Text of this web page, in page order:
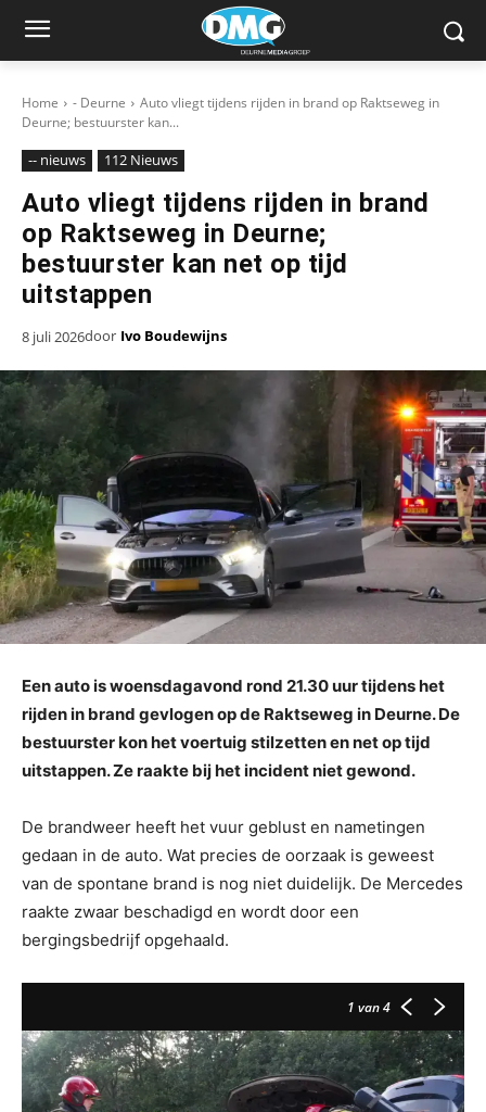
Home - Deurne
Auto vliegt tijdens rijden in brand op Raktseweg in
Deurne; bestuurster kan...
-- nieuws 112 Nieuws
Auto vliegt tijdens rijden in brand
op Raktseweg in Deurne;
bestuurster kan net op tijd
uitstappen
8 juli 2026door Ivo Boudewijns
Een auto is woensdagavond rond 21.30 uur tijdens het
rijden in brand gevlogen op de Raktseweg in Deurne. De
bestuurster kon het voertuig stilzetten en net op tijd
uitstappen. Ze raakte bij het incident niet gewond.
De brandweer heeft het vuur geblust en nametingen
gedaan in de auto. Wat precies de oorzaak is geweest
van de spontane brand is nog niet duidelijk. De Mercedes
raakte zwaar beschadigd en wordt door een
bergingsbedrijf opgehaald.
1 van 4